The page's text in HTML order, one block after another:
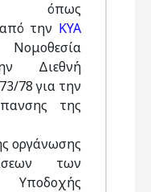
την ΚΥΑ
Διεθνή
78 για την
της
οργάνωσης
των